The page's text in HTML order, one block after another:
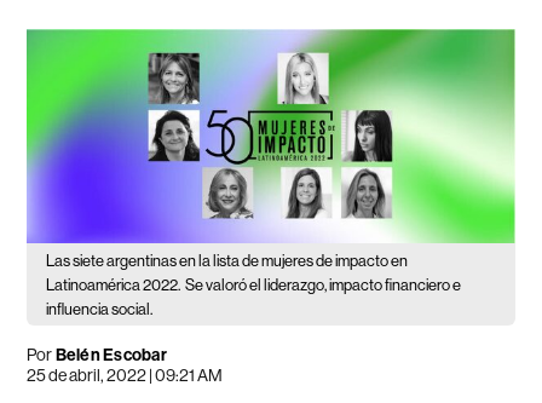
Las siete argentinas en la lista de mujeres de impacto en
Latinoamérica 2022. Se valoró el liderazgo, impacto financiero e
influencia social.
PorBelén Escobar
25 de abril, 2022 | 09:21 AM